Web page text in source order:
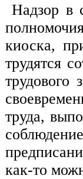
Надзор в
киоска,
трудятся
трудового
труда,
как-то